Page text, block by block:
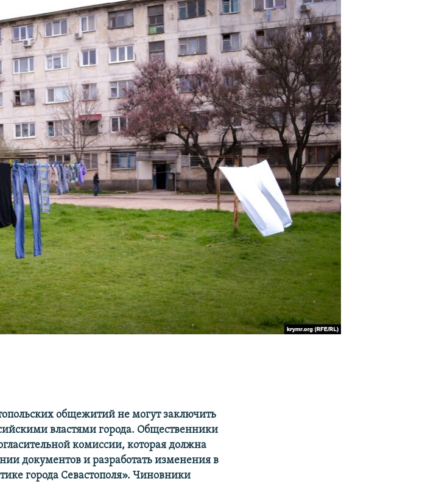
общежитий не могут заключить
властями города. Общественники
комиссии, которая должна
документов и разработать изменения в
города Севастополя». Чиновники